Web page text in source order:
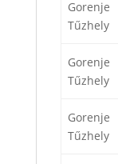
Gorenje
Tűzhely
Gorenje
Tűzhely
Gorenje
Tűzhely